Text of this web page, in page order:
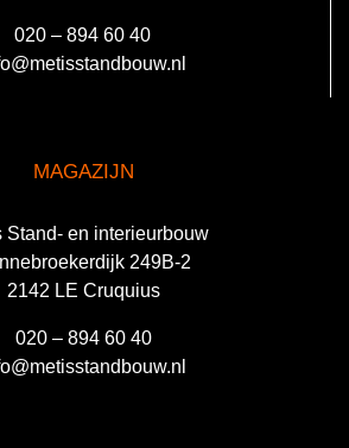
020 – 894 60 40
MAGAZIJN
Stand- en interieurbouw
249B-2
2142 LE Cruquius
020 – 894 60 40